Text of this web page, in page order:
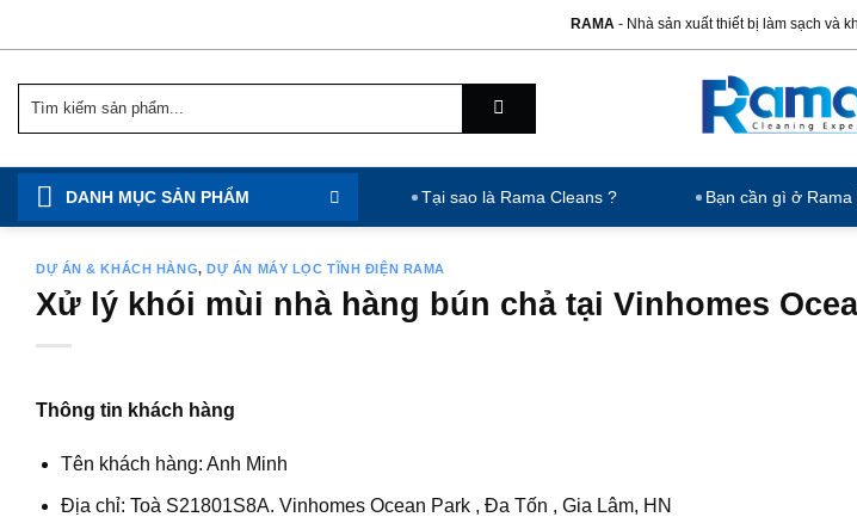
dung
RAMA- Nhà sản xuất thiết bị làm sạch và
kiếm:
DANH MỤC SẢN PHẨM Tại sao là Rama Cleans ? Bạn cần gì ở Rama
DỰ ÁN & KHÁCH HÀNG,DỰ ÁN MÁY LỌC TĨNH ĐIỆN RAMA
Xử lý khói mùi nhà hàng bún chả tại Vinhomes
Thông tin khách hàng
Tên khách hàng: Anh Minh
Địa chỉ: Toà S21801S8A. Vinhomes Ocean Park , Đa Tốn , Gia Lâm, HN